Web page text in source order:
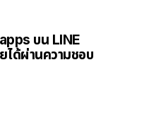
บน LINE
ด้ผ่านความชอบ